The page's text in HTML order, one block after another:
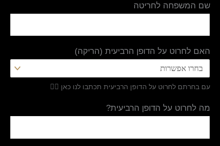
שם המשפחה לחריטה
האם לחרוט על הדופן הרביעית (הריקה)
עם בחרתם לחרוט על הדופן הרביעית תכתבו לנו כאן 👇🏻
מה לחרוט על הדופן הרביעית?